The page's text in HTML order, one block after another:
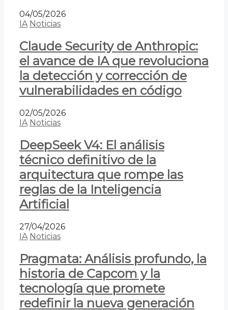
04/05/2026
IA Noticias
Claude Security de Anthropic:
el avance de IA que revoluciona
la detección y corrección de
vulnerabilidades en código
02/05/2026
IA Noticias
DeepSeek V4: El análisis
técnico definitivo de la
arquitectura que rompe las
reglas de la Inteligencia
Artificial
27/04/2026
IA Noticias
Pragmata: Análisis profundo, la
historia de Capcom y la
tecnología que promete
redefinir la nueva generación